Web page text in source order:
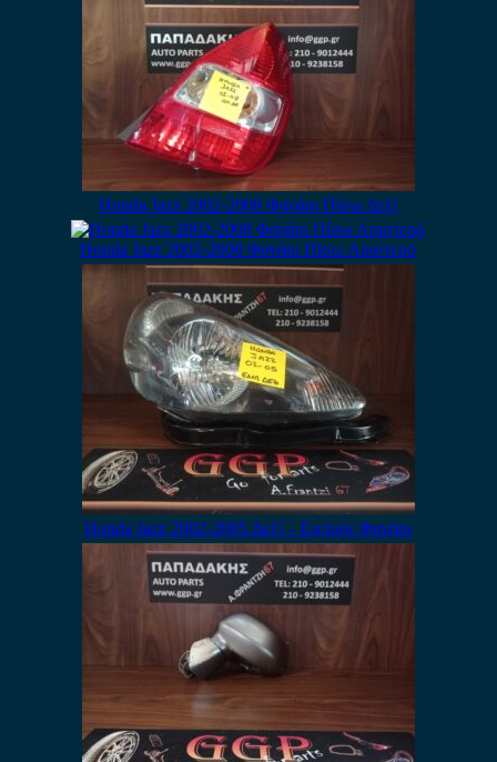
Honda Jazz 2002-2008 Φανάρι Πίσω Δεξί
Honda Jazz 2002-2008 Φανάρι Πίσω Αριστερό
Honda Jazz 2002-2005 Δεξί – Εμπρός Φανάρι